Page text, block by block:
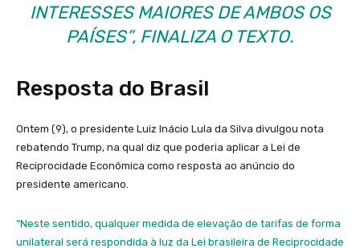
INTERESSES MAIORES DE AMBOS OS
PAÍSES”, FINALIZA O TEXTO.
Resposta do Brasil
Ontem (9), o presidente Luiz Inácio Lula da Silva divulgou nota
rebatendo Trump, na qual diz que poderia aplicar a Lei de
Reciprocidade Econômica como resposta ao anúncio do
presidente americano.
“Neste sentido, qualquer medida de elevação de tarifas de forma
unilateral será respondida à luz da Lei brasileira de Reciprocidade